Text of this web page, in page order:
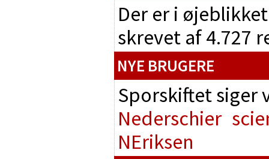
Der er i
skrevet af 4.727
NYE BRUGERE
Sporskiftet
Nederschier
NEriksen